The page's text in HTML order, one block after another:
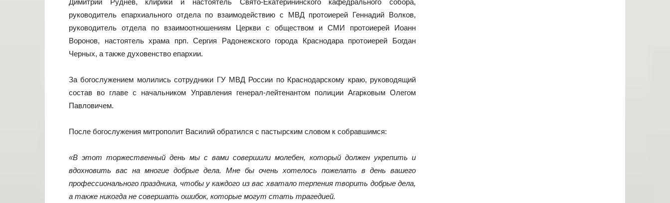
Димитрий Руднев, клирики и настоятель Свято-Екатерининского кафедрального собора,
руководитель епархиального отдела по взаимодействию с МВД протоиерей Геннадий Волков,
руководитель отдела по взаимоотношениям Церкви с обществом и СМИ протоиерей Иоанн
Воронов, настоятель храма прп. Сергия Радонежского города Краснодара протоиерей Богдан
Черных, а также духовенство епархии.
За богослужением молились сотрудники ГУ МВД России по Краснодарскому краю, руководящий
состав во главе с начальником Управления генерал-лейтенантом полиции Агарковым Олегом
Павловичем.
После богослужения митрополит Василий обратился с пастырским словом к собравшимся:
«В этот торжественный день мы с вами совершили молебен, который должен укрепить и
вдохновить вас на многие добрые дела. Мне бы очень хотелось пожелать в день вашего
профессионального праздника, чтобы у каждого из вас хватало терпения творить добрые дела,
а также никогда не совершать ошибок, которые могут стать трагедией.